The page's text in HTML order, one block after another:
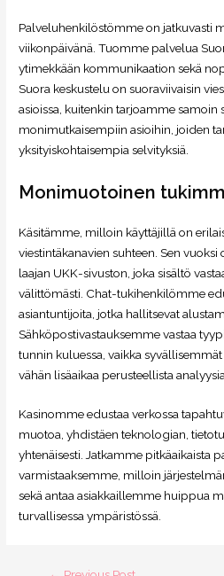
Palveluhenkilöstömme on jatkuvasti
viikonpäivänä. Tuomme palvelua
ytimekkään kommunikaation sekä
Suora keskustelu on suoraviivaisin
asioissa, kuitenkin tarjoamme samoin
monimutkaisempiin asioihin, joiden
yksityiskohtaisempia selvityksiä.
Monimuotoinen
Käsitämme, milloin käyttäjillä on
viestintäkanavien suhteen. Sen
laajan UKK-sivuston, joka sisältö
välittömästi. Chat-tukihenkilömme
asiantuntijoita, jotka hallitsevat
Sähköpostivastauksemme vastaa
tunnin kuluessa, vaikka
vähän lisäaikaa perusteellista
Kasinomme edustaa verkossa
muotoa, yhdistäen teknologian,
yhtenäisesti. Jatkamme pitkäaikaista
varmistaaksemme, milloin
sekä antaa asiakkaillemme huippua
turvallisessa ympäristössä.